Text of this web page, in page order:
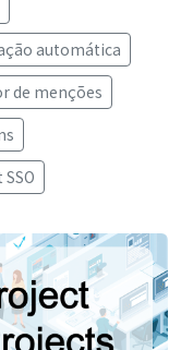
automática
de menções